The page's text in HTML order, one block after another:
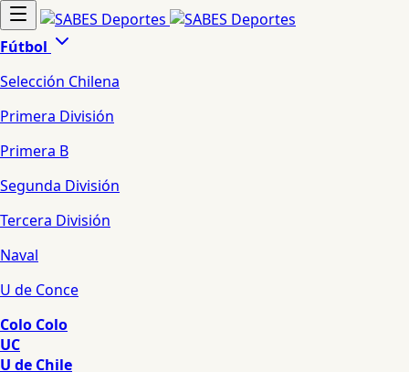
Fútbol
Selección Chilena
Primera División
Primera B
Segunda División
Tercera División
Naval
U de Conce
Colo Colo
UC
U de Chile